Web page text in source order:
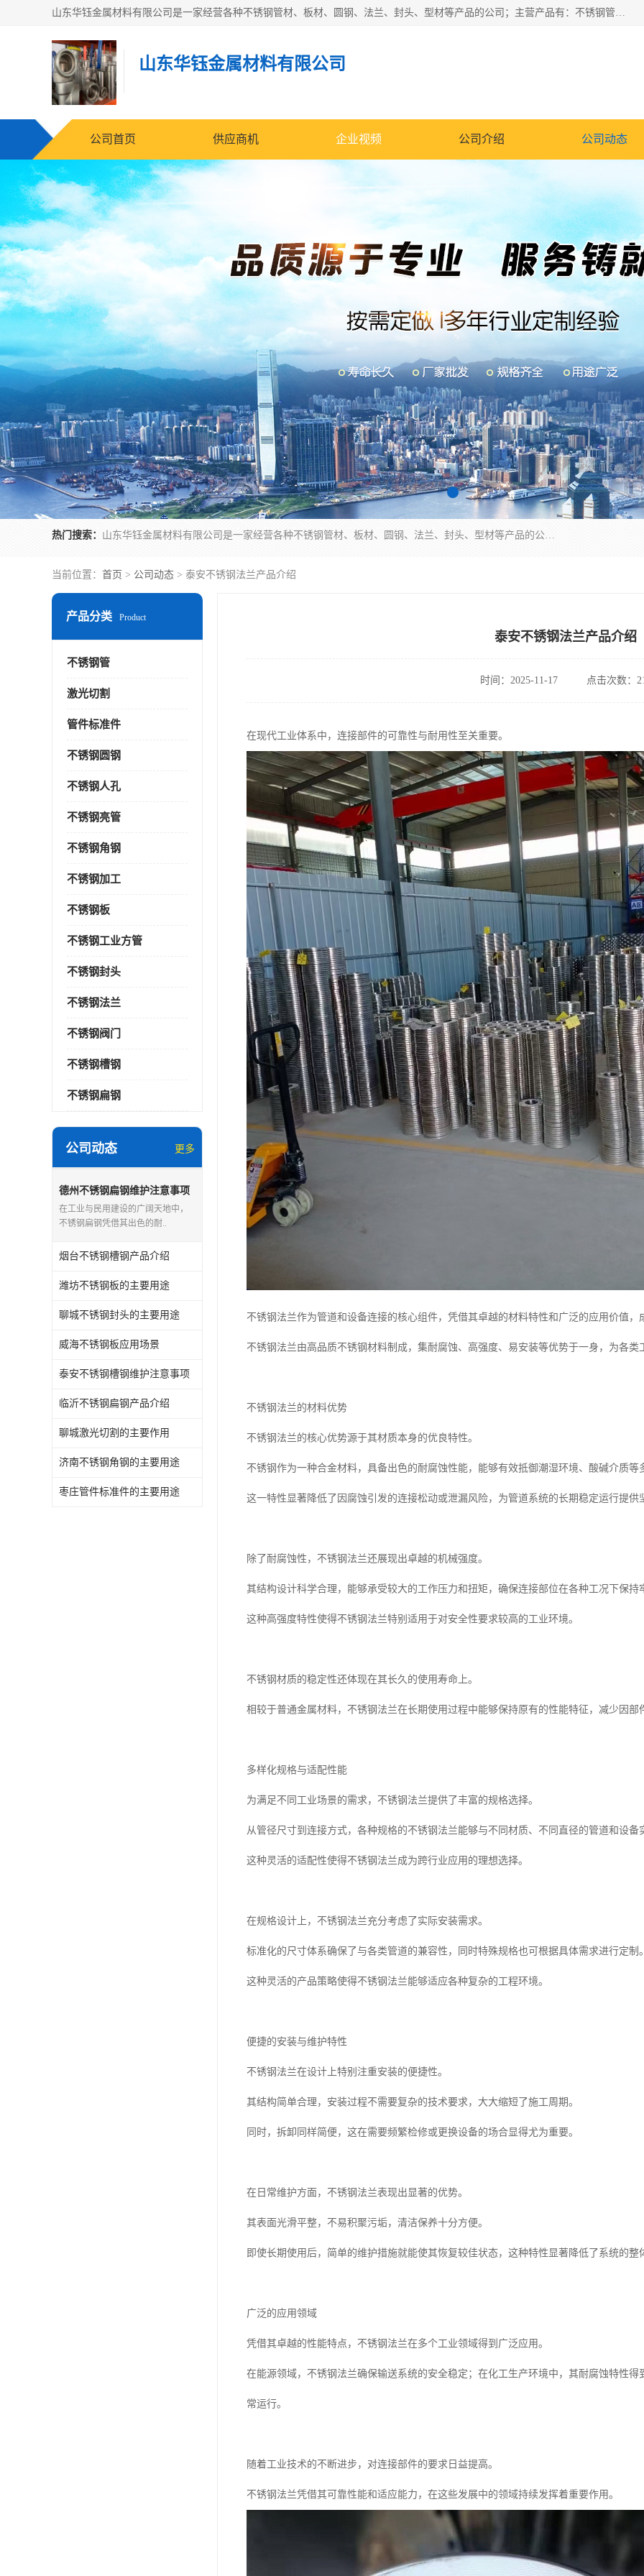
山东华钰金属材料有限公司是一家经营各种不锈钢管材、板材、圆钢、法兰、封头、型材等产品的公司；主营产品有：不锈钢管，激光切割，管件标准件，不锈钢圆钢，不锈钢人孔，不锈钢亮管，不锈钢角钢，不锈钢加工，不锈钢管子，不锈钢工业方管，不锈钢封头，不锈钢法兰，不锈钢阀门，不锈钢槽钢，不锈钢扁钢，不锈钢板等；可为客户制作各种规格的型材及不锈钢配件、非标准件及各种容器具等，能满足客户的不同采购要求。
山东华钰金属材料有限公司
公司首页 供应商机 企业视频 公司介绍 公司动态
热门搜索： 山东华钰金属材料有限公司是一家经营各种不锈钢管材、板材、圆钢、法兰、封头、型材等产品的公司；主营产品有：不锈钢管，激光切割，管件标准件，不锈钢圆钢，不锈钢人孔，不锈钢亮管，不锈钢角钢，不锈钢加工，不锈钢管子，不锈钢工业方管，不锈钢封头，不锈钢法兰，不锈钢阀门，不锈钢槽钢，不锈钢扁钢，不锈钢板等；可为客户制作各种规格的型材及不锈钢配件、非标准件及各种容器具等，能满足客户的不同采购要求。
当前位置： 首页 > 公司动态 > 泰安不锈钢法兰产品介绍
产品分类 Product
不锈钢管
激光切割
管件标准件
不锈钢圆钢
不锈钢人孔
不锈钢亮管
不锈钢角钢
不锈钢加工
不锈钢板
不锈钢工业方管
不锈钢封头
不锈钢法兰
不锈钢阀门
不锈钢槽钢
不锈钢扁钢
公司动态 更多
德州不锈钢扁钢维护注意事项
在工业与民用建设的广阔天地中，
不锈钢扁钢凭借其出色的耐..
烟台不锈钢槽钢产品介绍
潍坊不锈钢板的主要用途
聊城不锈钢封头的主要用途
威海不锈钢板应用场景
泰安不锈钢槽钢维护注意事项
临沂不锈钢扁钢产品介绍
聊城激光切割的主要作用
济南不锈钢角钢的主要用途
枣庄管件标准件的主要用途
泰安不锈钢法兰产品介绍
时间：2025-11-17 点击次数：
在现代工业体系中，连接部件的可靠性与耐用性至关重要。
不锈钢法兰作为管道和设备连接的核心组件，凭借其卓越的材料特性和广泛的应用价值
不锈钢法兰由高品质不锈钢材料制成，集耐腐蚀、高强度、易安装等优势于一身，为各
不锈钢法兰的材料优势
不锈钢法兰的核心优势源于其材质本身的优良特性。
不锈钢作为一种合金材料，具备出色的耐腐蚀性能，能够有效抵御潮湿环境、酸碱介质等
这一特性显著降低了因腐蚀引发的连接松动或泄漏风险，为管道系统的长期稳定运行提供
除了耐腐蚀性，不锈钢法兰还展现出卓越的机械强度。
其结构设计科学合理，能够承受较大的工作压力和扭矩，确保连接部位在各种工况下保持
这种高强度特性使得不锈钢法兰特别适用于对安全性要求较高的工业环境。
不锈钢材质的稳定性还体现在其长久的使用寿命上。
相较于普通金属材料，不锈钢法兰在长期使用过程中能够保持原有的性能特征，减少因
多样化规格与适配性能
为满足不同工业场景的需求，不锈钢法兰提供了丰富的规格选择。
从管径尺寸到连接方式，各种规格的不锈钢法兰能够与不同材质、不同直径的管道和设备
这种灵活的适配性使得不锈钢法兰成为跨行业应用的理想选择。
在规格设计上，不锈钢法兰充分考虑了实际安装需求。
标准化的尺寸体系确保了与各类管道的兼容性，同时特殊规格也可根据具体需求进行定制
这种灵活的产品策略使得不锈钢法兰能够适应各种复杂的工程环境。
便捷的安装与维护特性
不锈钢法兰在设计上特别注重安装的便捷性。
其结构简单合理，安装过程不需要复杂的技术要求，大大缩短了施工周期。
同时，拆卸同样简便，这在需要频繁检修或更换设备的场合显得尤为重要。
在日常维护方面，不锈钢法兰表现出显著的优势。
其表面光滑平整，不易积聚污垢，清洁保养十分方便。
即使长期使用后，简单的维护措施就能使其恢复较佳状态，这种特性显著降低了系统的整
广泛的应用领域
凭借其卓越的性能特点，不锈钢法兰在多个工业领域得到广泛应用。
在能源领域，不锈钢法兰确保输送系统的安全稳定；在化工生产环境中，其耐腐蚀特性
常运行。
随着工业技术的不断进步，对连接部件的要求日益提高。
不锈钢法兰凭借其可靠性能和适应能力，在这些发展中的领域持续发挥着重要作用。